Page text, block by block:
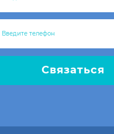
Связаться